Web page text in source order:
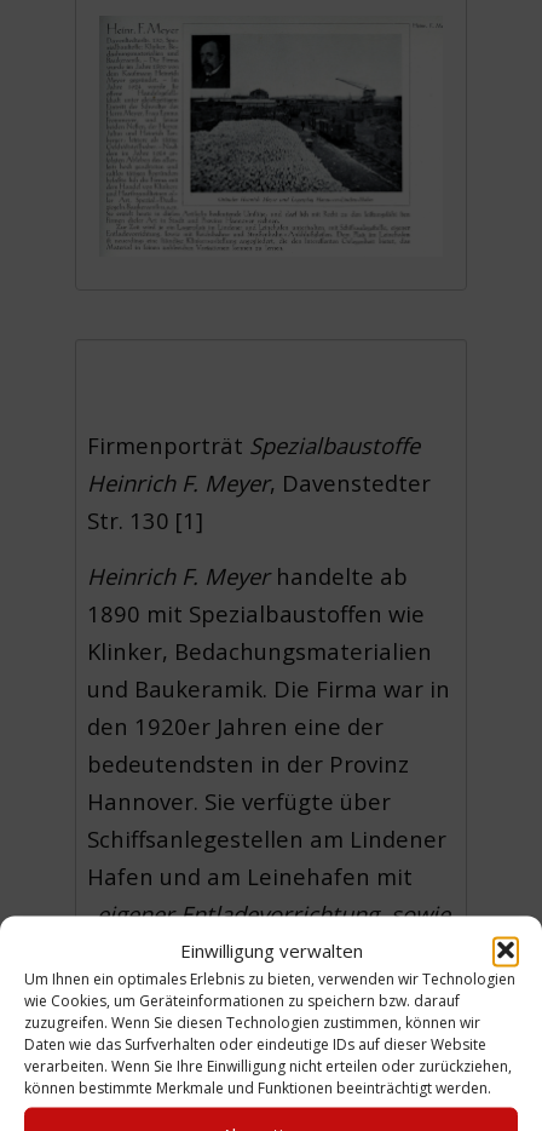
Einwilligung verwalten
Um Ihnen ein optimales Erlebnis zu bieten, verwenden wir Technologien
wie Cookies, um Geräteinformationen zu speichern bzw. darauf
zuzugreifen. Wenn Sie diesen Technologien zustimmen, können wir
Daten wie das Surfverhalten oder eindeutige IDs auf dieser Website
verarbeiten. Wenn Sie Ihre Einwilligung nicht erteilen oder zurückziehen,
können bestimmte Merkmale und Funktionen beeinträchtigt werden.
Firmenporträt Spezialbaustoffe
Heinrich F. Meyer, Davenstedter
Str. 130 [1]
Heinrich F. Meyerhandelte ab
1890 mit Spezialbaustoffen wie
Klinker, Bedachungsmaterialien
und Baukeramik. Die Firma war in
den 1920er Jahren eine der
bedeutendsten in der Provinz
Hannover. Sie verfügte über
Schiffsanlegestellen am Lindener
Hafen und am Leinehafen mit
„eigener Entladevorrichtung, sowie
Reichsautobahn- und Straßenbahn-
Anschlussgleisen.“ (WE)
_________
[1] aus: Siedentopf, Paul
(Hauptschriftleitung),